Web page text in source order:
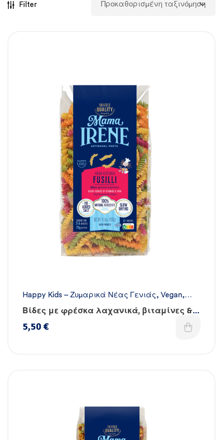
Filter
Happy Kids – Ζυμαρικά Νέας Γενιάς , Vegan,
Όλα τα ζυμαρικά
Χειροποίητα
Βίδες με φρέσκα λαχανικά, βιταμίνες &
σίδηρο
5,50€